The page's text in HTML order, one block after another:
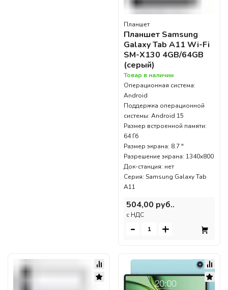
Планшет
Планшет Samsung
Galaxy Tab A11 Wi-Fi
SM-X130 4GB/64GB
(серый)
Товар в наличии
Операционная система:
Android
Поддержка операционной
системы: Android 15
Размер встроенной памяти:
64 Гб
Размер экрана: 8.7 "
Разрешение экрана: 1340x800
Док-станция: нет
Серия: Samsung Galaxy Tab
A11
504,00 руб..
c НДС
- +